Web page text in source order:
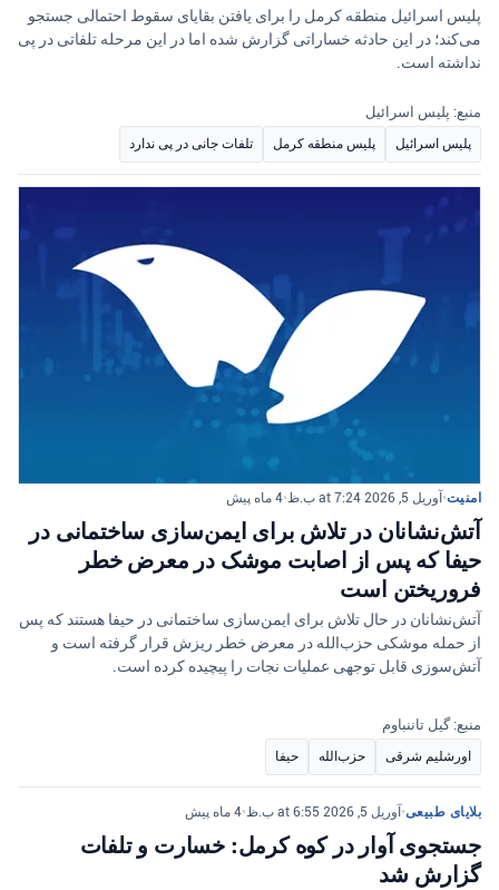
پلیس اسرائیل منطقه کرمل را برای یافتن بقایای سقوط احتمالی جستجو
می‌کند؛ در این حادثه خساراتی گزارش شده اما در این مرحله تلفاتی در پی
نداشته است.
منبع: پلیس اسرائیل
پلیس اسرائیل پلیس منطقه کرمل تلفات جانی در پی ندارد
امنیت• آوریل 5, 2026 at 7:24 ب.ظ •4 ماه پیش
آتش‌نشانان در تلاش برای ایمن‌سازی ساختمانی در
حیفا که پس از اصابت موشک در معرض خطر
فروریختن است
آتش‌نشانان در حال تلاش برای ایمن‌سازی ساختمانی در حیفا هستند که پس
از حمله موشکی حزب‌الله در معرض خطر ریزش قرار گرفته است و
آتش‌سوزی قابل توجهی عملیات نجات را پیچیده کرده است.
منبع: گیل تاننباوم
اورشلیم شرقی حزب‌الله حیفا
بلایای طبیعی• آوریل 5, 2026 at 6:55 ب.ظ •4 ماه پیش
جستجوی آوار در کوه کرمل: خسارت و تلفات
گزارش شد